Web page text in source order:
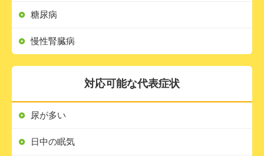
対応可能な代表症状
尿が多い
日中の眠気
糖尿病
慢性腎臓病